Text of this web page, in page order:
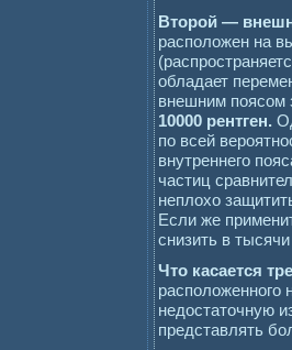
Второй —
расположен на
обладает
внешним поясом
10000 рентген.
по всей
внутреннего
частиц
неплохо
Если же
снизить в
Что касается
расположенного
недостаточную
представлять